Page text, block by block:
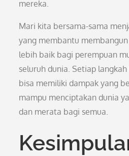
mereka.
Mari kita bersama-sama
yang membantu
lebih baik bagi perempuan
seluruh dunia. Setiap
bisa memiliki dampak yang
mampu menciptakan dunia
dan merata bagi semua.